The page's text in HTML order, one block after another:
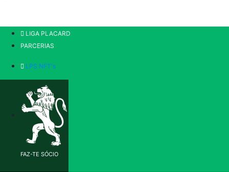
LIGA PLACARD
PARCERIAS
LPS NFT's
FAZ-TE SÓCIO